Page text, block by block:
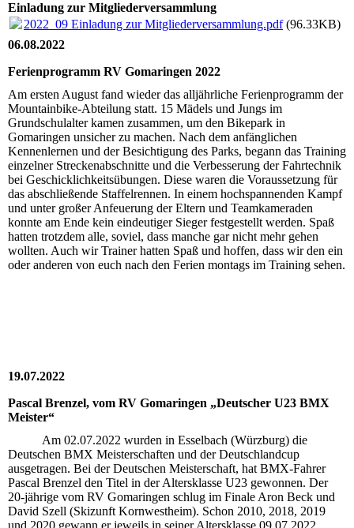
Einladung zur Mitgliederversammlung
2022_09 Einladung zur Mitgliederversammlung.pdf(96.33KB)
06.08.2022
Ferienprogramm RV Gomaringen 2022
Am ersten August fand wieder das alljährliche Ferienprogramm der
Mountainbike-Abteilung statt. 15 Mädels und Jungs im
Grundschulalter kamen zusammen, um den Bikepark in
Gomaringen unsicher zu machen. Nach dem anfänglichen
Kennenlernen und der Besichtigung des Parks, begann das Training
einzelner Streckenabschnitte und die Verbesserung der Fahrtechnik
bei Geschicklichkeitsübungen. Diese waren die Voraussetzung für
das abschließende Staffelrennen. In einem hochspannenden Kampf
und unter großer Anfeuerung der Eltern und Teamkameraden
konnte am Ende kein eindeutiger Sieger festgestellt werden. Spaß
hatten trotzdem alle, soviel, dass manche gar nicht mehr gehen
wollten. Auch wir Trainer hatten Spaß und hoffen, dass wir den ein
oder anderen von euch nach den Ferien montags im Training sehen.
19.07.2022
Pascal Brenzel, vom RV Gomaringen „Deutscher U23 BMX
Meister“
Am 02.07.2022 wurden in Esselbach (Würzburg) die
Deutschen BMX Meisterschaften und der Deutschlandcup
ausgetragen. Bei der Deutschen Meisterschaft, hat BMX-Fahrer
Pascal Brenzel den Titel in der Altersklasse U23 gewonnen. Der
20-jährige vom RV Gomaringen schlug im Finale Aron Beck und
David Szell (Skizunft Kornwestheim). Schon 2010, 2018, 2019